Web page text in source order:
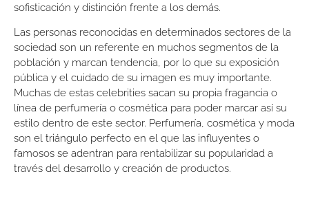
sofisticación y distinción frente a los demás.
Las personas reconocidas en determinados sectores de la
sociedad son un referente en muchos segmentos de la
población y marcan tendencia, por lo que su exposición
pública y el cuidado de su imagen es muy importante.
Muchas de estas celebrities sacan su propia fragancia o
línea de perfumería o cosmética para poder marcar así su
estilo dentro de este sector. Perfumería, cosmética y moda
son el triángulo perfecto en el que las influyentes o
famosos se adentran para rentabilizar su popularidad a
través del desarrollo y creación de productos.